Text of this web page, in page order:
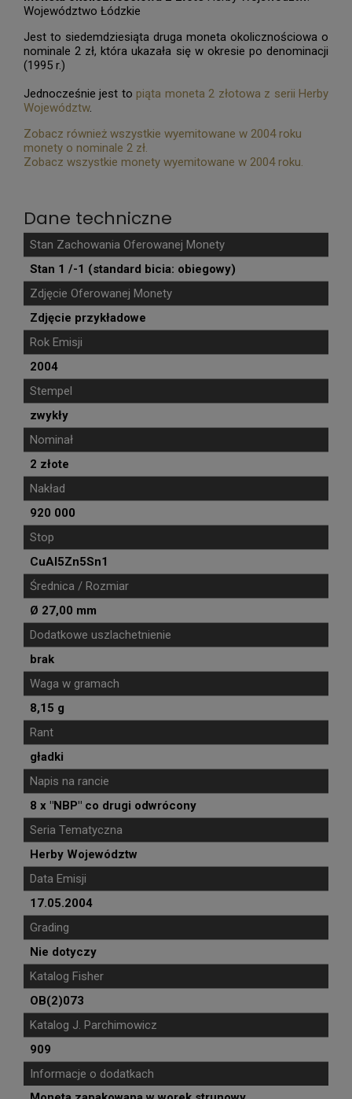
Województwo Łódzkie
Jest to siedemdziesiąta druga moneta okolicznościowa o
nominale 2 zł, która ukazała się w okresie po denominacji
(1995 r.)
Jednocześnie jest to piąta moneta 2 złotowa z serii Herby
Województw.
Zobacz również wszystkie wyemitowane w 2004 roku
monety o nominale 2 zł.
Zobacz wszystkie monety wyemitowane w 2004 roku.
Dane techniczne
Stan Zachowania Oferowanej Monety
Stan 1 /-1 (standard bicia: obiegowy)
Zdjęcie Oferowanej Monety
Zdjęcie przykładowe
Rok Emisji
2004
Stempel
zwykły
Nominał
2 złote
Nakład
920 000
Stop
CuAl5Zn5Sn1
Średnica / Rozmiar
Ø 27,00 mm
Dodatkowe uszlachetnienie
brak
Waga w gramach
8,15 g
Rant
gładki
Napis na rancie
8 x "NBP" co drugi odwrócony
Seria Tematyczna
Herby Województw
Data Emisji
17.05.2004
Grading
Nie dotyczy
Katalog Fisher
OB(2)073
Katalog J. Parchimowicz
909
Informacje o dodatkach